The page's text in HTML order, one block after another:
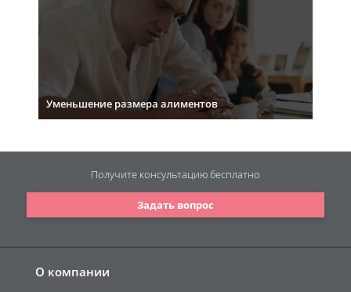
Уменьшение размера алиментов
О компании
Задать вопрос
Получите консультациюбесплатно